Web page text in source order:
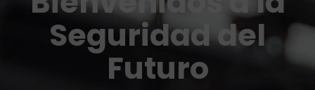
Seguridad del
Futuro